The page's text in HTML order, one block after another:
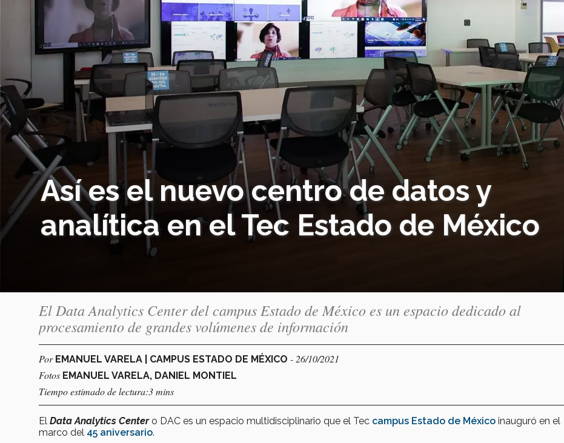
Así es el nuevo centro de datos y
analítica en el Tec Estado de México
El Data Analytics Center del campus Estado de México es un espacio dedicado al
procesamiento de grandes volúmenes de información
Por EMANUEL VARELA | CAMPUS ESTADO DE MÉXICO - 26/10/2021
Fotos EMANUEL VARELA, DANIEL MONTIEL
Tiempo estimado de lectura:3 mins
El Data Analytics Centero DAC es un espacio multidisciplinario que el Tec campus Estado de México inauguró en el
marco del 45 aniversario.